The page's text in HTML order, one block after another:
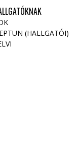
(HALLGATÓI)